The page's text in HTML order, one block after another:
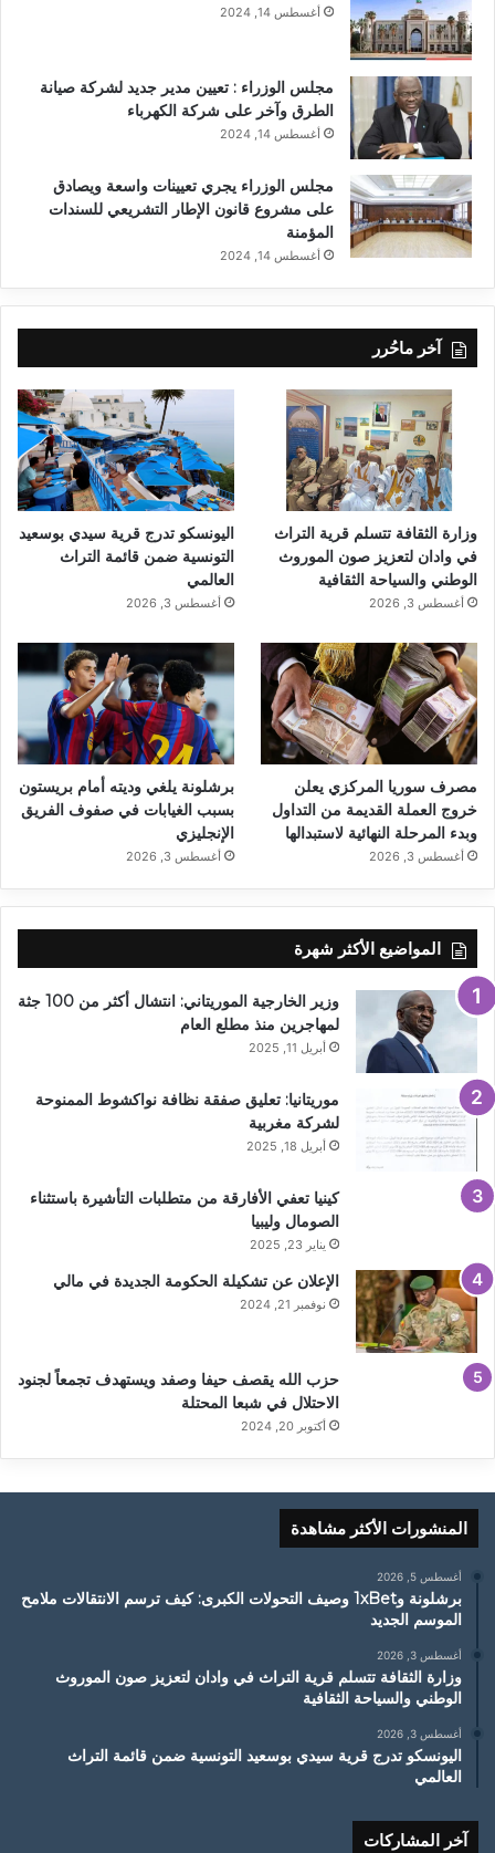
أغسطس 14, 2024
مجلس الوزراء : تعيين مدير جديد لشركة صيانة
الطرق وآخر على شركة الكهرباء
أغسطس 14, 2024
مجلس الوزراء يجري تعيينات واسعة ويصادق
على مشروع قانون الإطار التشريعي للسندات
المؤمنة
أغسطس 14, 2024
آخر ماحُرر
وزارة الثقافة تتسلم قرية التراث
في وادان لتعزيز صون الموروث
الوطني والسياحة الثقافية
أغسطس 3, 2026
اليونسكو تدرج قرية سيدي بوسعيد
التونسية ضمن قائمة التراث
العالمي
أغسطس 3, 2026
مصرف سوريا المركزي يعلن
خروج العملة القديمة من التداول
وبدء المرحلة النهائية لاستبدالها
أغسطس 3, 2026
برشلونة يلغي وديته أمام بريستون
بسبب الغيابات في صفوف الفريق
الإنجليزي
أغسطس 3, 2026
المواضيع الأكثر شهرة
وزير الخارجية الموريتاني: انتشال أكثر من 100 جثة
لمهاجرين منذ مطلع العام
أبريل 11, 2025
موريتانيا: تعليق صفقة نظافة نواكشوط الممنوحة
لشركة مغربية
أبريل 18, 2025
كينيا تعفي الأفارقة من متطلبات التأشيرة باستثناء
الصومال وليبيا
يناير 23, 2025
الإعلان عن تشكيلة الحكومة الجديدة في مالي
نوفمبر 21, 2024
حزب الله يقصف حيفا وصفد ويستهدف تجمعاً لجنود
الاحتلال في شبعا المحتلة
أكتوبر 20, 2024
المنشورات الأكثر مشاهدة
أغسطس 5, 2026
برشلونة و1xBet وصيف التحولات الكبرى: كيف ترسم الانتقالات ملامح
الموسم الجديد
أغسطس 3, 2026
وزارة الثقافة تتسلم قرية التراث في وادان لتعزيز صون الموروث
الوطني والسياحة الثقافية
أغسطس 3, 2026
اليونسكو تدرج قرية سيدي بوسعيد التونسية ضمن قائمة التراث
العالمي
آخر المشاركات